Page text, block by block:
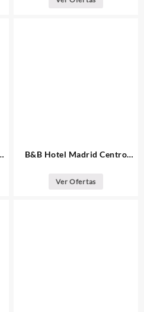
B&B Hotel Madrid Centro
Ver Ofertas